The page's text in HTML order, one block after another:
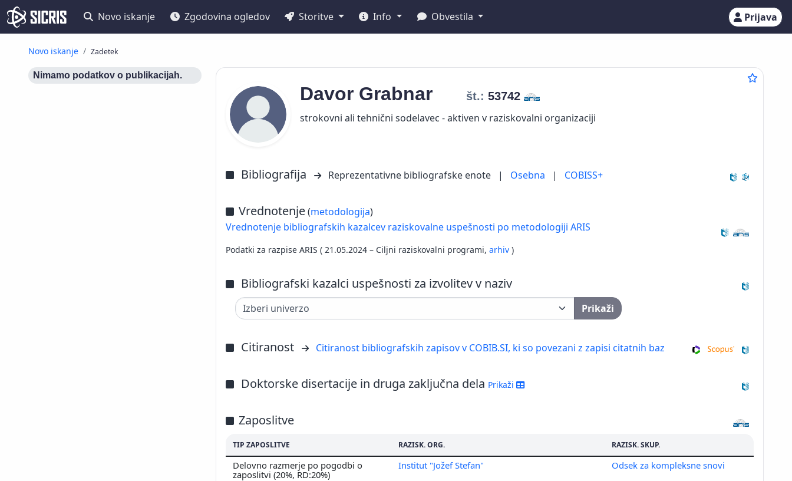
Novo iskanje Zgodovina ogledov Storitve Info Obvestila Prijava
Novo iskanje Zadetek
Nimamo podatkov o publikacijah.
Davor Grabnar št.: 53742
strokovni ali tehnični sodelavec - aktiven v raziskovalni organizaciji
Bibliografija Reprezentativne bibliografske enote | Osebna | COBISS+
Vrednotenje(metodologija)
Vrednotenje bibliografskih kazalcev raziskovalne uspešnosti po metodologiji ARIS
Podatki za razpise ARIS ( 21.05.2024 – Ciljni raziskovalni programi, arhiv )
Bibliografski kazalci uspešnosti za izvolitev v naziv
Prikaži
Citiranost Citiranost bibliografskih zapisov v COBIB.SI, ki so povezani z zapisi citatnih baz
Doktorske disertacije in druga zaključna dela Prikaži
Zaposlitve
TIP ZAPOSLITVE RAZISK. ORG. RAZISK. SKUP.
Delovno razmerje po pogodbi o
zaposlitvi (20%, RD:20%)
Institut "Jožef Stefan" Odsek za kompleksne snovi